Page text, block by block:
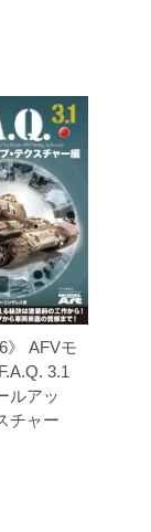
》 AFVモ
3.1
ルアッ
チャー